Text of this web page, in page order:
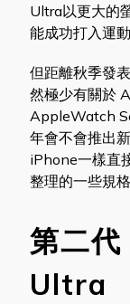
Ultra以更大的
能成功打入運
但距離秋季發
然極少有關於
AppleWatch
年會不會推出
iPhone一樣直
整理的一些規
第二
Ultra